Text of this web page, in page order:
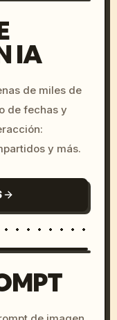
IA
de miles de
de fechas y
y más.